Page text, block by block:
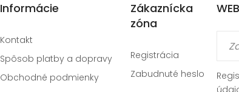
Informácie
Kontakt
Spôsob platby a dopravy
Obchodné podmienky
Zákaznícka
zóna
Registrácia
Zabudnuté heslo